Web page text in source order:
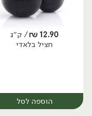
יח׳
12.90
₪/ ק״ג
חציל בלאדי
הוספה לסל